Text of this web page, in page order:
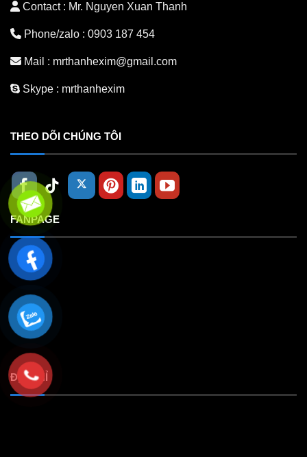
Contact : Mr. Nguyen Xuan Thanh
Phone/zalo : 0903 187 454
Mail : mrthanhexim@gmail.com
Skype : mrthanhexim
THEO DÕI CHÚNG TÔI
FANPAGE
ĐỊA CHỈ